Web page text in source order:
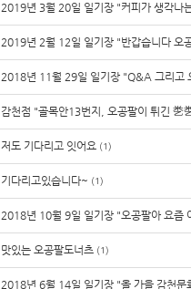
2019년 3월 20일 일기장 "커피가 생각나
2019년 2월 12일 일기장 "반갑습니다 오
2018년 11월 29일 일기장 "Q&A 그리고
감천점 "골목안13번지, 오공팔이 튀긴 㐘
저도 기다리고 잇어요 (1)
기다리고있습니다~ (1)
2018년 10월 9일 일기장 "오공팔아 요즘
맛있는 오공팔도너츠 (1)
2018년 6월 14일 일기장 "올 가을 감천문